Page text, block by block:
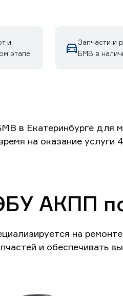
и
этапе
Запчасти и
БМВ в
в Екатеринбурге для
на оказание
АКПП
на
и обеспечивать